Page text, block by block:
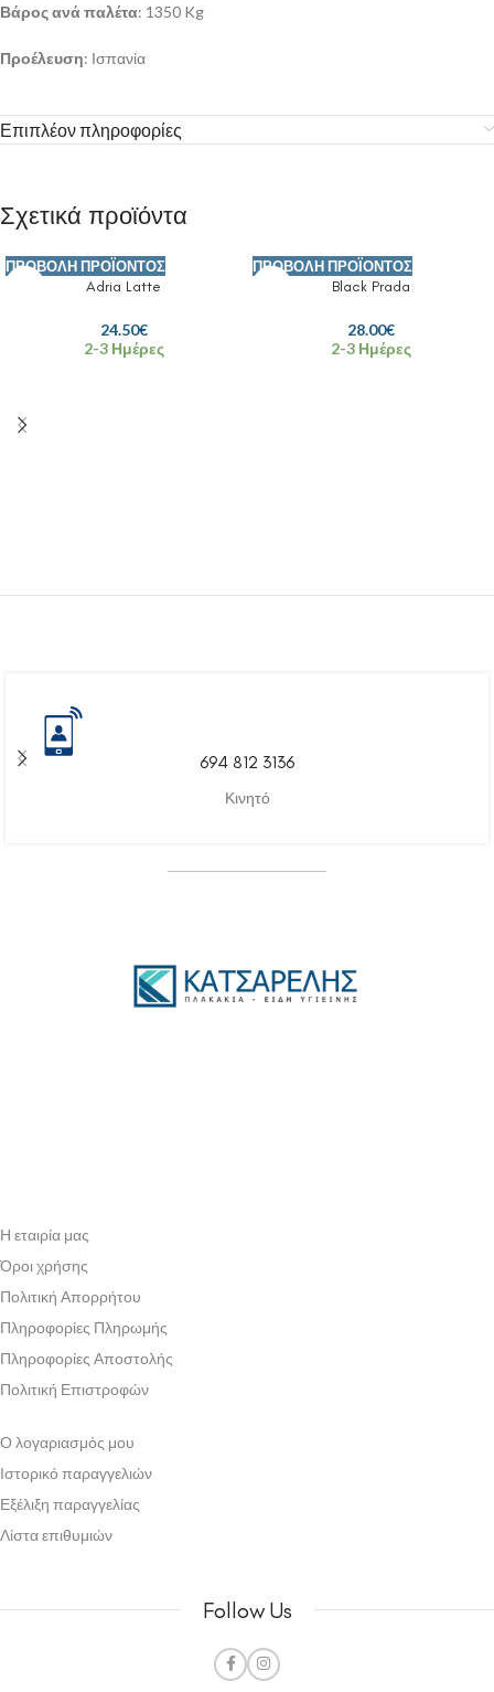
Βάρος ανά παλέτα: 1350 Kg
Προέλευση: Ισπανία
Επιπλέον πληροφορίες
Σχετικά προϊόντα
ΠΡΟΒΟΛΉ ΠΡΟΪΌΝΤΟΣ
Adria Latte
24.50€
2-3 Ημέρες
ΠΡΟΒΟΛΉ ΠΡΟΪΌΝΤΟΣ
Black Prada
28.00€
2-3 Ημέρες
694 812 3136
Κινητό
Η εταιρία μας
Όροι χρήσης
Πολιτική Απορρήτου
Πληροφορίες Πληρωμής
Πληροφορίες Αποστολής
Πολιτική Επιστροφών
Ο λογαριασμός μου
Ιστορικό παραγγελιών
Εξέλιξη παραγγελίας
Λίστα επιθυμιών
Follow Us